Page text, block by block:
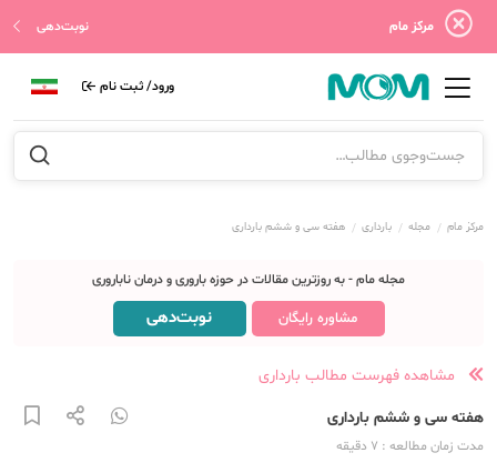
مرکز مام نوبت‌دهی
ورود/ ثبت نام
مرکز مام مجله بارداری هفته سی و ششم بارداری
مجله مام - به روزترین مقالات در حوزه باروری و درمان ناباروری
مشاوره رایگان نوبت‌دهی
مشاهده فهرست مطالب بارداری
هفته سی و ششم بارداری
مدت زمان مطالعه : 7 دقیقه